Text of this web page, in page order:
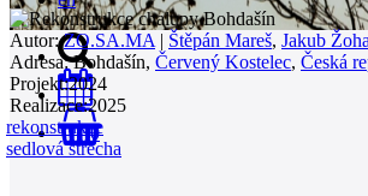
0
Autor: ZO.SA.MA | Štěpán Mareš, Jakub Žoha
Adresa:Bohdašín, Červený Kostelec, Česká
Projekt:2024
Realizace:2025
rekonstrukce
sedlová střecha